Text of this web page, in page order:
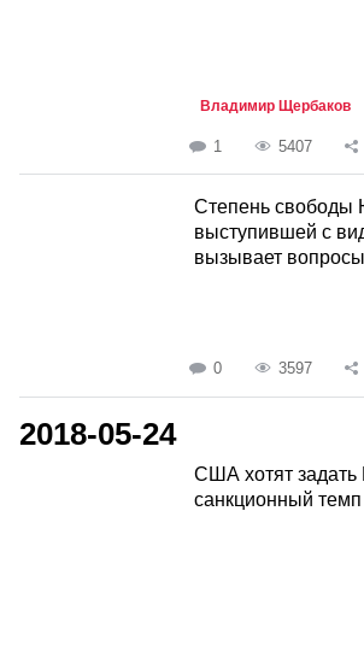
Владимир Щербаков
1 5407
Степень свободы
выступившей с
вызывает
0 3597
2018-05-24
США хотят задать
санкционный темп